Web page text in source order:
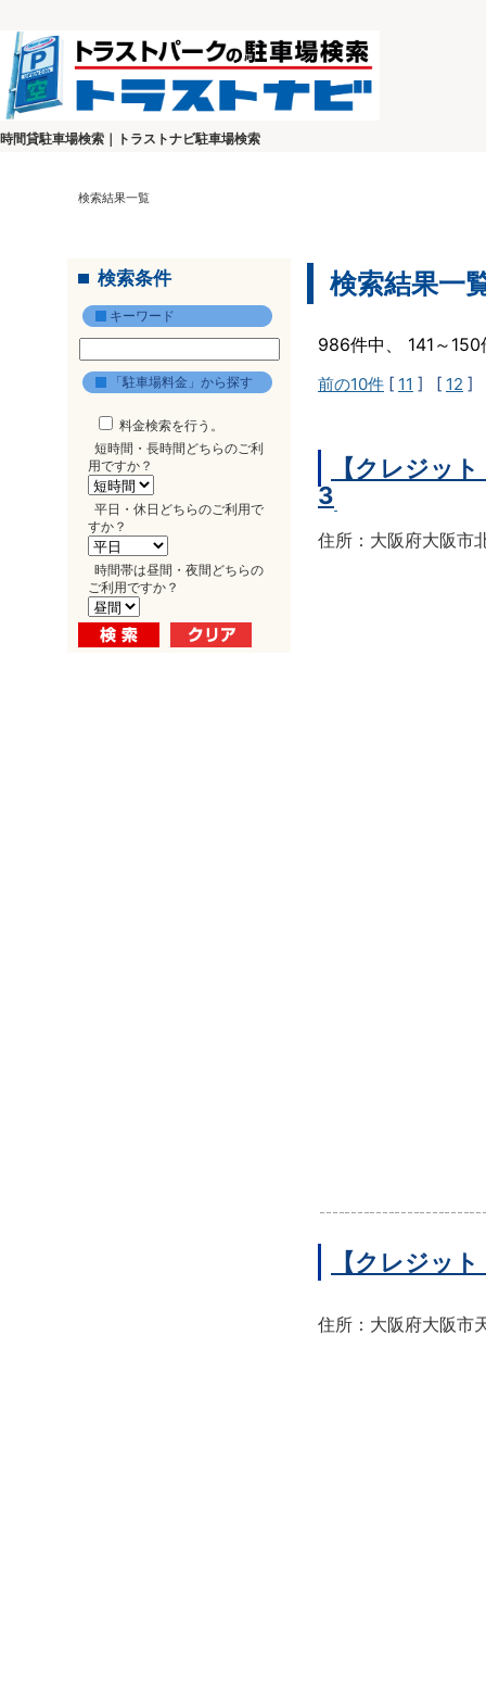
時間貸駐車場検索｜トラストナビ駐車場検索
検索結果一覧
検索条件
キーワード
「駐車場料金」から探す
料金検索を行う。
短時間・長時間どちらのご利
用ですか？
平日・休日どちらのご利用で
すか？
時間帯は昼間・夜間どちらの
ご利用ですか？
検索結果一
986件中、 141～
前の10件 [ 11 ] [ 12 ]
【クレジッ
3
住所：大阪府大阪市
【クレジッ
住所：大阪府大阪市